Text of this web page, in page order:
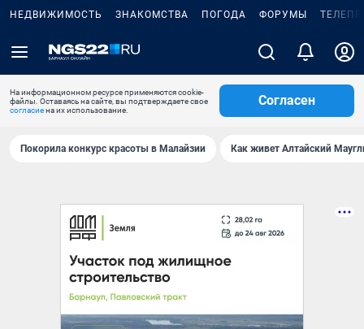
НЕДВИЖИМОСТЬ ЗНАКОМСТВА ПОГОДА ФОРУМЫ
На информационном ресурсе применяются cookie-
файлы. Оставаясь на сайте, вы подтверждаете свое
согласиена их использование.
Согласен
Покорила конкурс красоты в Малайзии Как живет Алтайский